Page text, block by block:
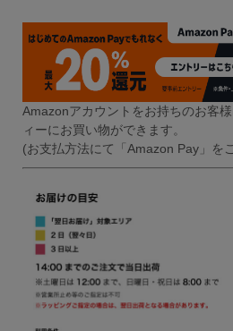
Amazonアカウントをお持ちのお客
ィーにお買い物ができます。
(お支払方法にて「Amazon Pay」を